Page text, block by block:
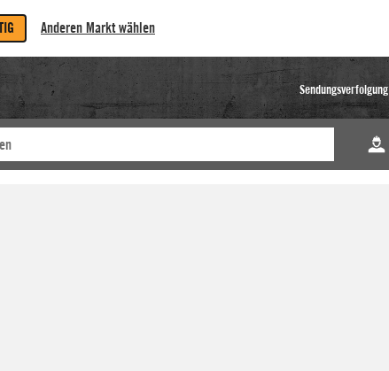
Anderen Markt wählen
Sendungsverfolgung